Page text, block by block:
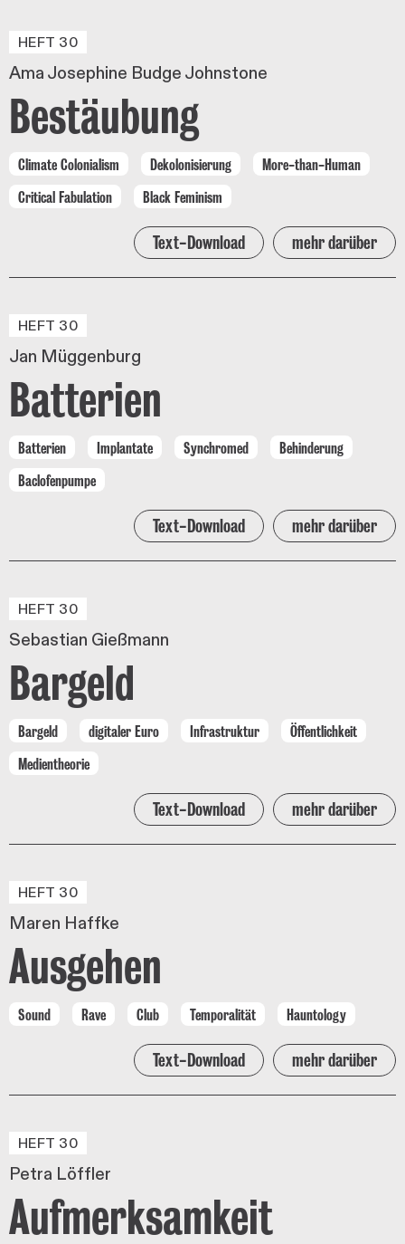
HEFT 30
Ama Josephine Budge Johnstone
Bestäubung
Climate Colonialism Dekolonisierung
More-than-Human
Critical Fabulation
Black Feminism
Text-Download mehr darüber
HEFT 30
Jan Müggenburg
Batterien
Batterien Implantate Synchromed
Behinderung
Baclofenpumpe
Text-Download mehr darüber
HEFT 30
Sebastian Gießmann
Bargeld
Bargeld digitaler Euro Infrastruktur
Öffentlichkeit
Medientheorie
Text-Download mehr darüber
HEFT 30
Maren Haffke
Ausgehen
Sound Rave Club Temporalität Hauntology
Text-Download mehr darüber
HEFT 30
Petra Löffler
Aufmerksamkeit